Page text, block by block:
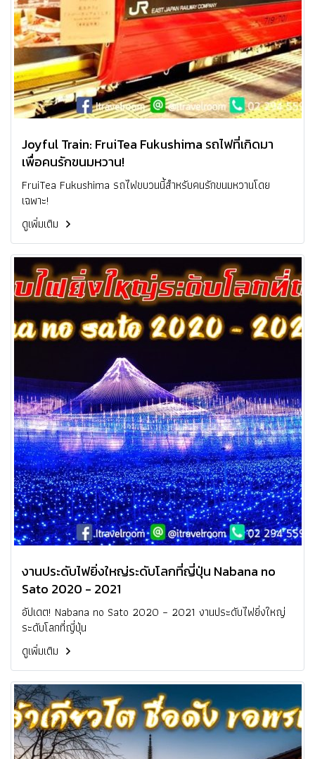
Joyful Train: FruiTea Fukushima รถไฟที่เกิดมา
เพื่อคนรักขนมหวาน!
FruiTea Fukushima รถไฟขบวนนี้สำหรับคนรักขนมหวานโดย
เฉพาะ!
ดูเพิ่มเติม
งานประดับไฟยิ่งใหญ่ระดับโลกที่ญี่ปุ่น Nabana no
Sato 2020 - 2021
อัปเดต! Nabana no Sato 2020 – 2021 งานประดับไฟยิ่งใหญ่
ระดับโลกที่ญี่ปุ่น
ดูเพิ่มเติม